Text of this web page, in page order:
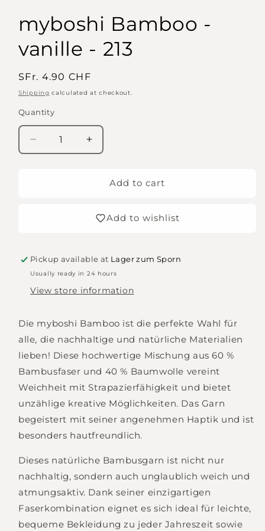
myboshi Bamboo -
vanille - 213
Regular
price
SFr. 4.90 CHF
Shipping calculated at checkout.
Quantity
Quantity
Decrease
quantity
Increase
quantity
myboshi
vanille
Add to cart
Add to wishlist
Pickup available at Lager zum Sporn
Usually ready in 24 hours
View store information
Die myboshi Bamboo ist die perfekte Wahl für
alle, die nachhaltige und natürliche Materialien
lieben! Diese hochwertige Mischung aus 60 %
Bambusfaser und 40 % Baumwolle vereint
Weichheit mit Strapazierfähigkeit und bietet
unzählige kreative Möglichkeiten. Das Garn
begeistert mit seiner angenehmen Haptik und ist
besonders hautfreundlich.
Dieses natürliche Bambusgarn ist nicht nur
nachhaltig, sondern auch unglaublich weich und
atmungsaktiv. Dank seiner einzigartigen
Faserkombination eignet es sich ideal für leichte,
bequeme Bekleidung zu jeder Jahreszeit sowie